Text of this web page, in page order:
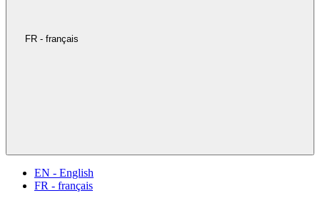
FR - français
EN - English
FR - français